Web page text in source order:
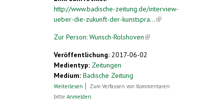
http://www.badische-zeitung.de/interview-
ueber-die-zukunft-der-kunstspra...(link is
Zur Person: Wunsch-Rolshoven(link is
Veröffentlichung: 2017-06-02
Medientyp: Zeitungen
Medium: Badische Zeitung
Weiterlesen über Bundeskongress in Freiburg.
Kunstsprache Esperanto
Zum Verfassen von Kommentaren
bitte Anmelden.